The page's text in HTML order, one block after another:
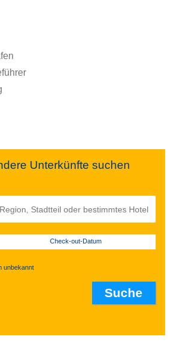
Unterkünfte suchen
Check-out-Datum
unbekannt